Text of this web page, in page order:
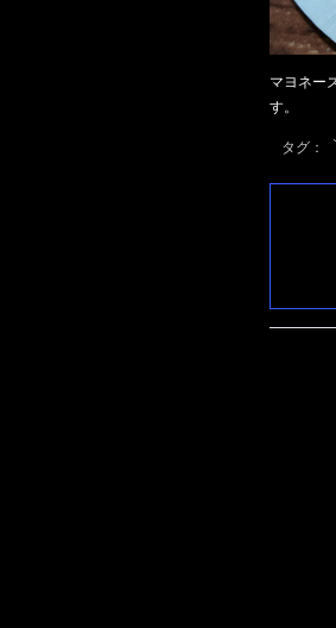
マヨネー
す。
タグ：